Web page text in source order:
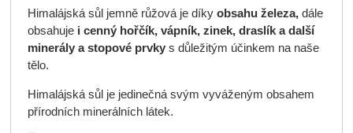
Himalájská sůl jemně růžová je díky obsahu železa, dále
obsahujei cenný hořčík, vápník, zinek, draslík a další
minerály a stopové prvkys důležitým účinkem na naše
tělo.
Himalájská sůl je jedinečná svým vyváženým obsahem
přírodních minerálních látek.